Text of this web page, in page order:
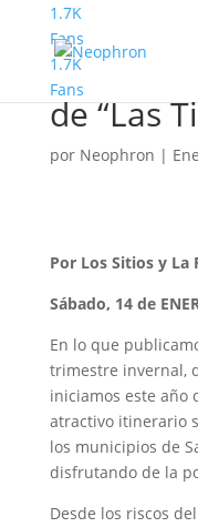
1.7K
Fans
1.7K
Fans
de “Las
por Neophron |
Por Los Sitios y La
Sábado, 14 de
En lo que
trimestre invernal,
iniciamos este año
atractivo itinerario
los municipios de
disfrutando de la
Desde los riscos